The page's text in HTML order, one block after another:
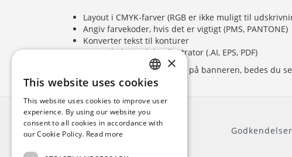
Layout i CMYK-farver (RGB er ikke muligt til
Angiv farvekoder, hvis det er vigtigt (PMS, PANTONE)
Konverter tekst til konturer
Layout helst i Adobe Illustrator (.AI, EPS, PDF)
Hvis du kun ønsker dit firmalogo på banneren, bedes du
Generelt Godkendelser
ENGLISH
DUTCH
GERMAN
×
This website uses cookies
This website uses cookies to improve user
experience. By using our website you
consent to all cookies in accordance with
our Cookie Policy. Read more